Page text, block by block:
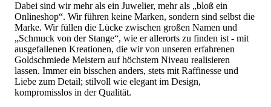
Dabei sind wir mehr als ein Juwelier, mehr als „bloß ein
Onlineshop“. Wir führen keine Marken, sondern sind selbst die
Marke. Wir füllen die Lücke zwischen großen Namen und
„Schmuck von der Stange“, wie er allerorts zu finden ist - mit
ausgefallenen Kreationen, die wir von unseren erfahrenen
Goldschmiede Meistern auf höchstem Niveau realisieren
lassen. Immer ein bisschen anders, stets mit Raffinesse und
Liebe zum Detail; stilvoll wie elegant im Design,
kompromisslos in der Qualität.